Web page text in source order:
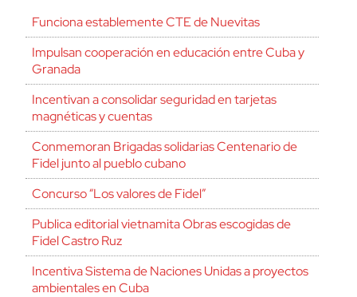
Funciona establemente CTE de Nuevitas
Impulsan cooperación en educación entre Cuba y
Granada
Incentivan a consolidar seguridad en tarjetas
magnéticas y cuentas
Conmemoran Brigadas solidarias Centenario de
Fidel junto al pueblo cubano
Concurso “Los valores de Fidel”
Publica editorial vietnamita Obras escogidas de
Fidel Castro Ruz
Incentiva Sistema de Naciones Unidas a proyectos
ambientales en Cuba